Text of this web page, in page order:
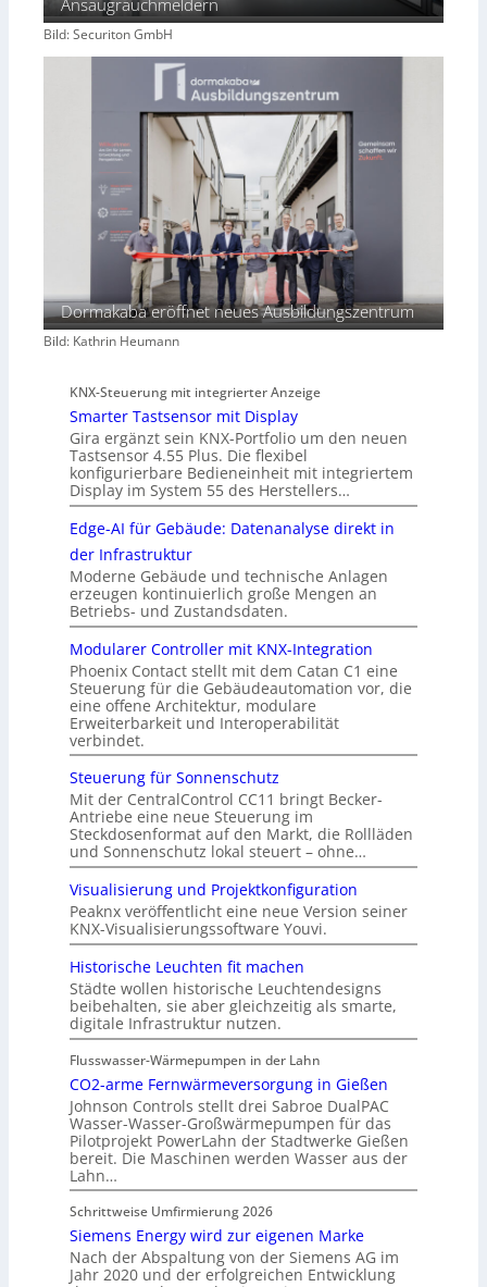
Bild: Securiton GmbH
Dormakaba eröffnet neues Ausbildungszentrum
Bild: Kathrin Heumann
KNX-Steuerung mit integrierter Anzeige
Smarter Tastsensor mit Display
Gira ergänzt sein KNX-Portfolio um den neuen
Tastsensor 4.55 Plus. Die flexibel
konfigurierbare Bedieneinheit mit integriertem
Display im System 55 des Herstellers…
Edge-AI für Gebäude: Datenanalyse direkt in
der Infrastruktur
Moderne Gebäude und technische Anlagen
erzeugen kontinuierlich große Mengen an
Betriebs- und Zustandsdaten.
Modularer Controller mit KNX-Integration
Phoenix Contact stellt mit dem Catan C1 eine
Steuerung für die Gebäudeautomation vor, die
eine offene Architektur, modulare
Erweiterbarkeit und Interoperabilität
verbindet.
Steuerung für Sonnenschutz
Mit der CentralControl CC11 bringt Becker-
Antriebe eine neue Steuerung im
Steckdosenformat auf den Markt, die Rollläden
und Sonnenschutz lokal steuert – ohne…
Visualisierung und Projektkonfiguration
Peaknx veröffentlicht eine neue Version seiner
KNX-Visualisierungssoftware Youvi.
Historische Leuchten fit machen
Städte wollen historische Leuchtendesigns
beibehalten, sie aber gleichzeitig als smarte,
digitale Infrastruktur nutzen.
Flusswasser-Wärmepumpen in der Lahn
CO2-arme Fernwärmeversorgung in Gießen
Johnson Controls stellt drei Sabroe DualPAC
Wasser-Wasser-Großwärmepumpen für das
Pilotprojekt PowerLahn der Stadtwerke Gießen
bereit. Die Maschinen werden Wasser aus der
Lahn…
Schrittweise Umfirmierung 2026
Siemens Energy wird zur eigenen Marke
Nach der Abspaltung von der Siemens AG im
Jahr 2020 und der erfolgreichen Entwicklung